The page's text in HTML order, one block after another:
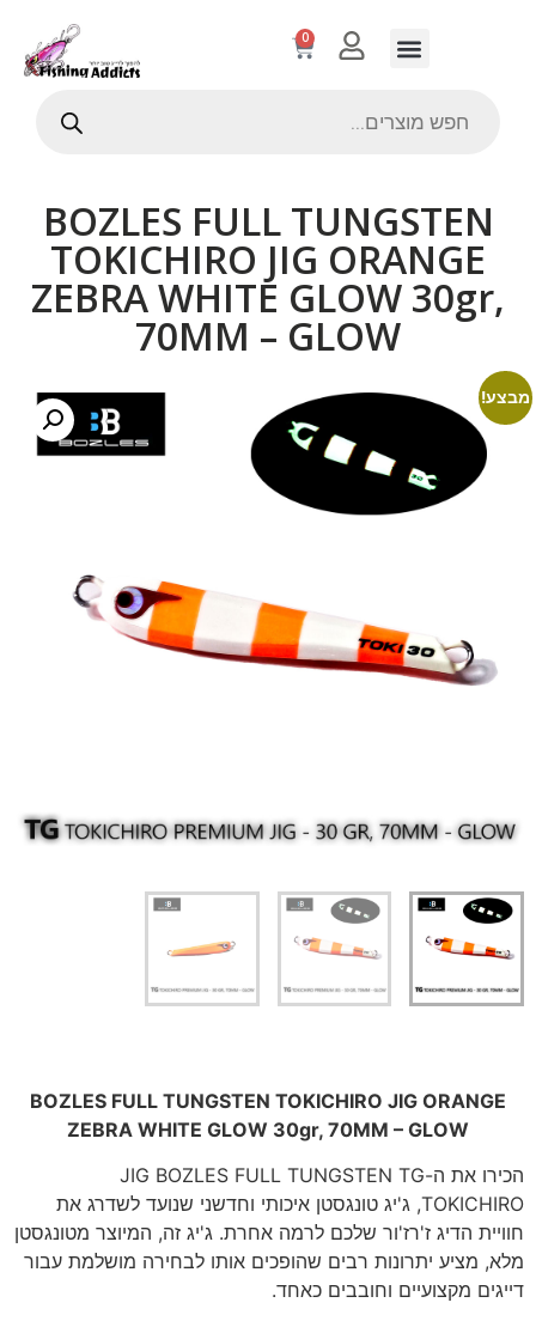
0
BOZLES FULL TUNGSTEN
TOKICHIRO JIG ORANGE
ZEBRA WHITE GLOW 30gr,
70MM – GLOW
BOZLES FULL TUNGSTEN TOKICHIRO JIG ORANGE
ZEBRA WHITE GLOW 30gr, 70MM – GLOW
הכירו את ה-JIG BOZLES FULL TUNGSTEN TG
TOKICHIRO, ג'יג טונגסטן איכותי וחדשני שנועד לשדרג את
חוויית הדיג ז'רז'ור שלכם לרמה אחרת. ג'יג זה, המיוצר מטונגסטן
מלא, מציע יתרונות רבים שהופכים אותו לבחירה מושלמת עבור
דייגים מקצועיים וחובבים כאחד.
מבצע!